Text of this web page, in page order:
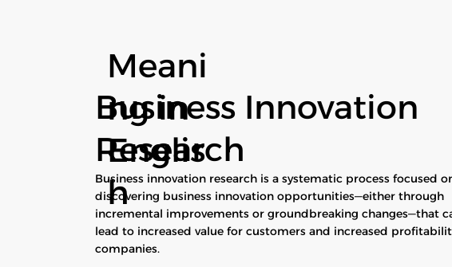
Meani
ng in
Englis
h
Business Innovation
Research
Business innovation research is a systematic process focused
discovering business innovation opportunities—either through
incremental improvements or groundbreaking changes—that
lead to increased value for customers and increased
companies.